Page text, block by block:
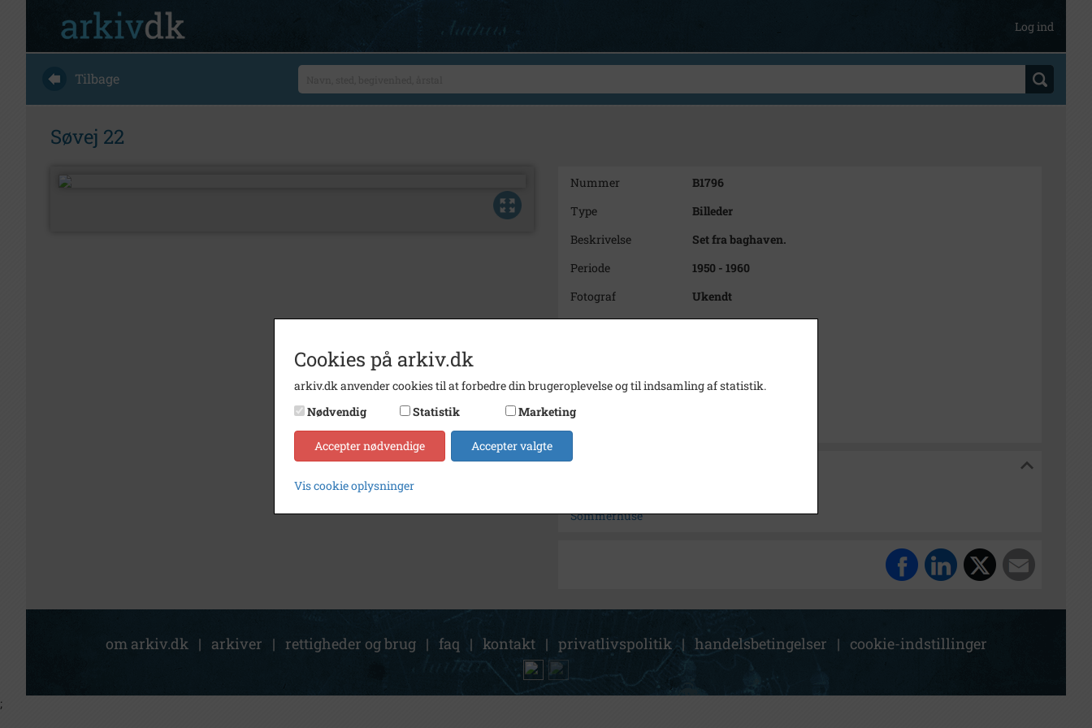
Log ind
Tilbage
Søvej 22
Nummer
B1796
Type
Billeder
Beskrivelse
Set fra baghaven.
Periode
1950 - 1960
Fotograf
Ukendt
Materiale
farve diapositiv
Arkiv
Historisk Arkiv Dragør
Søg videre i Historisk Arkiv Dragør
Sommerhuse
om arkiv.dk | arkiver | rettigheder og brug | faq | kontakt | privatlivspolitik | handelsbetingelser | cookie-indstillinger
Cookies på arkiv.dk
arkiv.dk anvender cookies til at forbedre din brugeroplevelse og til indsamling af statistik.
Nødvendig
Statistik Marketing
Accepter nødvendige Accepter valgte
Vis cookie oplysninger
;